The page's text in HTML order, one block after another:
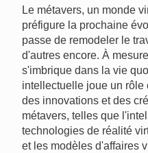
Le métavers, un monde
préfigure la prochaine
passe de remodeler le
d'autres encore. À
s'imbrique dans la vie
intellectuelle joue un rôle
des innovations et des
métavers, telles que
technologies de réalité
et les modèles d'affaires